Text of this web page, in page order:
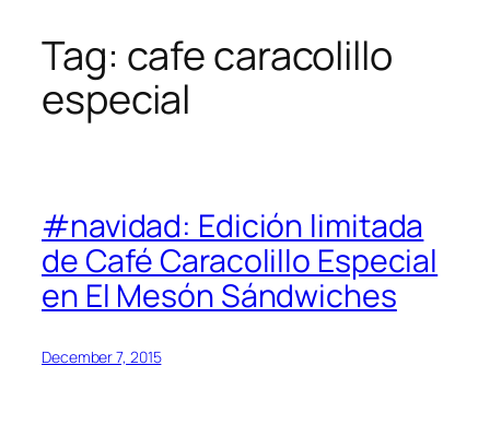
Skip
content
Tag: cafe caracolillo
especial
#navidad: Edición limitada
de Café Caracolillo Especial
en El Mesón Sándwiches
December 7, 2015